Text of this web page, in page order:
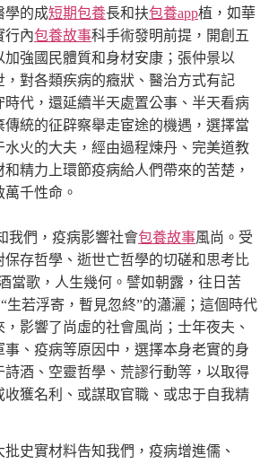
學的成短期包養長和扶包養app植，如華
行內包養故事科手術發明前提，開創五
加強國民體質和身材安康；張仲景以
，對各類疾病的癥狀、醫治方式有記
時代，還延續半天處置公事、半天看病
傳統的征辟察舉走宦途的機遇，選擇當
水火的大夫，經由過程煉丹、完美道教
精力上環節疫病給人們帶來的苦楚，
萬千性命。
們，疫病影響社會包養故事風尚。受
保存哲學、逝世亡哲學的切磋和思考比
當歌，人生幾何。譬如朝露，往日苦
生若浮寄，暫見忽終”的瀟灑；這個時代
影響了尚虛的社會風尚；士年夜夫、
事、疫病等原因中，選擇本身老實的身
詩酒、空靈哲學、荒謬行動等，以取得
收獲名利、或謀取官職、或忠于自我精
史實材料告知我們，疫病增進儒、